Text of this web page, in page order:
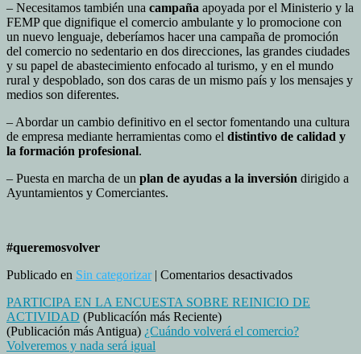
– Necesitamos también una campaña apoyada por el Ministerio y la
FEMP que dignifique el comercio ambulante y lo promocione con
un nuevo lenguaje, deberíamos hacer una campaña de promoción
del comercio no sedentario en dos direcciones, las grandes ciudades
y su papel de abastecimiento enfocado al turismo, y en el mundo
rural y despoblado, son dos caras de un mismo país y los mensajes y
medios son diferentes.
– Abordar un cambio definitivo en el sector fomentando una cultura
de empresa mediante herramientas como el distintivo de calidad y
la formación profesional.
– Puesta en marcha de un plan de ayudas a la inversión dirigido a
Ayuntamientos y Comerciantes.
#queremosvolver
Publicado en Sin categorizar| Comentarios desactivadosen
de
Propuestas
PARTICIPA EN LA ENCUESTA SOBRE REINICIO DE
ACTIVIDAD (Publicacíón más Reciente)
(Publicación más Antigua) ¿Cuándo volverá el comercio?
Volveremos y nada será igual